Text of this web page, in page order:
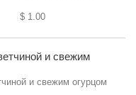
$ 1.00
и свежим
и свежим огурцом